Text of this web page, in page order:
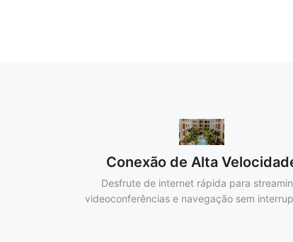
Conexão de Alta
Desfrute de internet rápida para
videoconferências e navegação sem